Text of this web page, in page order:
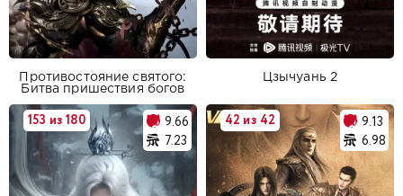
Противостояние святого:
Битва пришествия богов
Цзычуань 2
153 из 180
9.66
7.23
42 из 42
9.13
6.98